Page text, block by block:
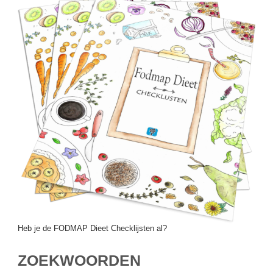
Heb je de FODMAP Dieet Checklijsten al?
ZOEKWOORDEN